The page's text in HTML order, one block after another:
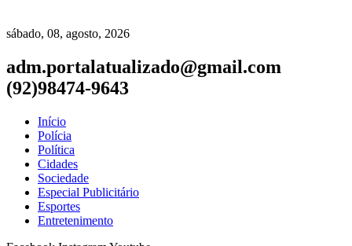
sábado, 08, agosto, 2026
adm.portalatualizado@gmail.com
(92)98474-9643
Início
Polícia
Política
Cidades
Sociedade
Especial Publicitário
Esportes
Entretenimento